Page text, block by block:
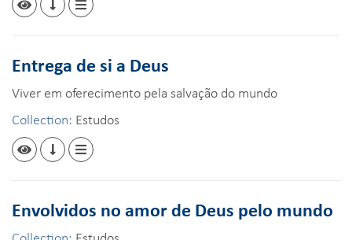
Entrega de si a Deus
Viver em oferecimento pela salvação do mundo
Collection: Estudos
Envolvidos no amor de Deus pelo mundo